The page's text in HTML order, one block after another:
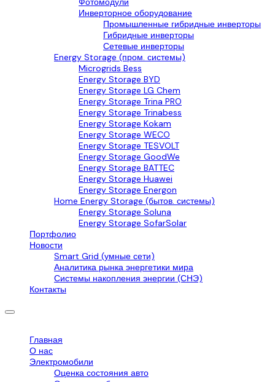
Инверторное оборудование
Промышленные гибридные инверторы
Гибридные инверторы
Сетевые инверторы
Energy Storage (пром. системы)
Microgrids Bess
Energy Storage BYD
Energy Storage LG Chem
Energy Storage Trina PRO
Energy Storage Trinabess
Energy Storage Kokam
Energy Storage WECO
Energy Storage TESVOLT
Energy Storage GoodWe
Energy Storage BATTEC
Energy Storage Huawei
Energy Storage Energon
Home Energy Storage (бытов. системы)
Energy Storage Soluna
Energy Storage SofarSolar
Портфолио
Новости
Smart Grid (умные сети)
Аналитика рынка энергетики мира
Системы накопления энергии (СНЭ)
Контакты
Главная
О нас
Электромобили
Оценка состояния авто